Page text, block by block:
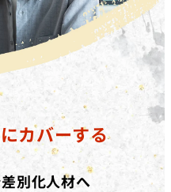
カバーする
別化人材へ